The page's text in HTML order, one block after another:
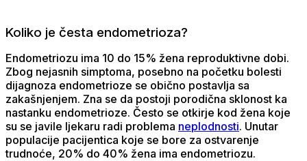
Koliko je česta endometrioza?
Endometriozu ima 10 do 15% žena reproduktivne dobi.
Zbog nejasnih simptoma, posebno na početku bolesti
dijagnoza endometrioze se obično postavlja sa
zakašnjenjem. Zna se da postoji porodična sklonost ka
nastanku endometrioze. Često se otkirje kod žena koje
su se javile ljekaru radi problema neplodnosti. Unutar
populacije pacijentica koje se bore za ostvarenje
trudnoće, 20% do 40% žena ima endometriozu.